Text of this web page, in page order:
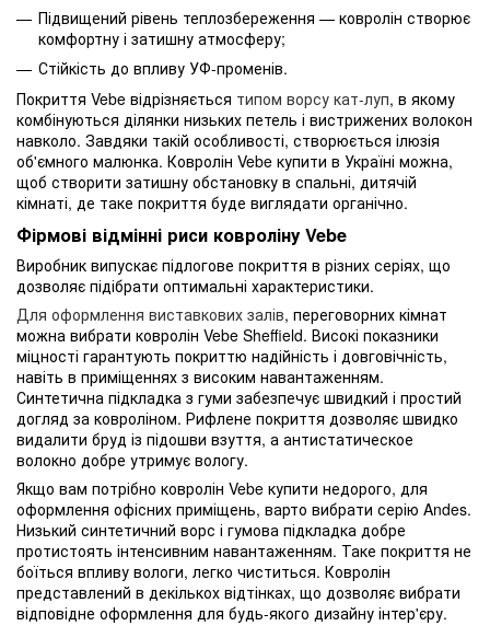
Підвищений рівень теплозбереження — ковролін створює
комфортну і затишну атмосферу;
Стійкість до впливу УФ-променів.
Покриття Vebe відрізняється типом ворсу кат-луп, в якому
комбінуються ділянки низьких петель і вистрижених волокон
навколо. Завдяки такій особливості, створюється ілюзія
об'ємного малюнка. Ковролін Vebe купити в Україні можна,
щоб створити затишну обстановку в спальні, дитячій
кімнаті, де таке покриття буде виглядати органічно.
Фірмові відмінні риси ковроліну Vebe
Виробник випускає підлогове покриття в різних серіях, що
дозволяє підібрати оптимальні характеристики.
Для оформлення виставкових залів, переговорних кімнат
можна вибрати ковролін Vebe Sheffield. Високі показники
міцності гарантують покриттю надійність і довговічність,
навіть в приміщеннях з високим навантаженням.
Синтетична підкладка з гуми забезпечує швидкий і простий
догляд за ковроліном. Рифлене покриття дозволяє швидко
видалити бруд із підошви взуття, а антистатическое
волокно добре утримує вологу.
Якщо вам потрібно ковролін Vebe купити недорого, для
оформлення офісних приміщень, варто вибрати серію Andes.
Низький синтетичний ворс і гумова підкладка добре
протистоять інтенсивним навантаженням. Таке покриття не
боїться впливу вологи, легко чиститься. Ковролін
представлений в декількох відтінках, що дозволяє вибрати
відповідне оформлення для будь-якого дизайну інтер'єру.